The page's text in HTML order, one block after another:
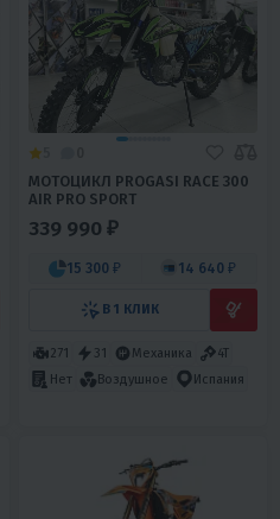
МОТОЦИКЛ PROGASI RACE 300
AIR PRO SPORT
339 990 ₽
15 300 ₽ 14 640 ₽
В 1 КЛИК
271 31 Механика
4T
Нет
Воздушное Испания